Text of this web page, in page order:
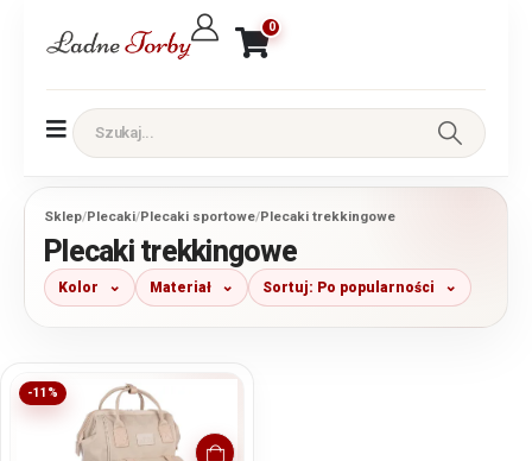
0
Sklep/Plecaki/Plecaki sportowe/Plecaki trekkingowe
Plecaki trekkingowe
Kolor Materiał Sortuj: Po popularności
-11%